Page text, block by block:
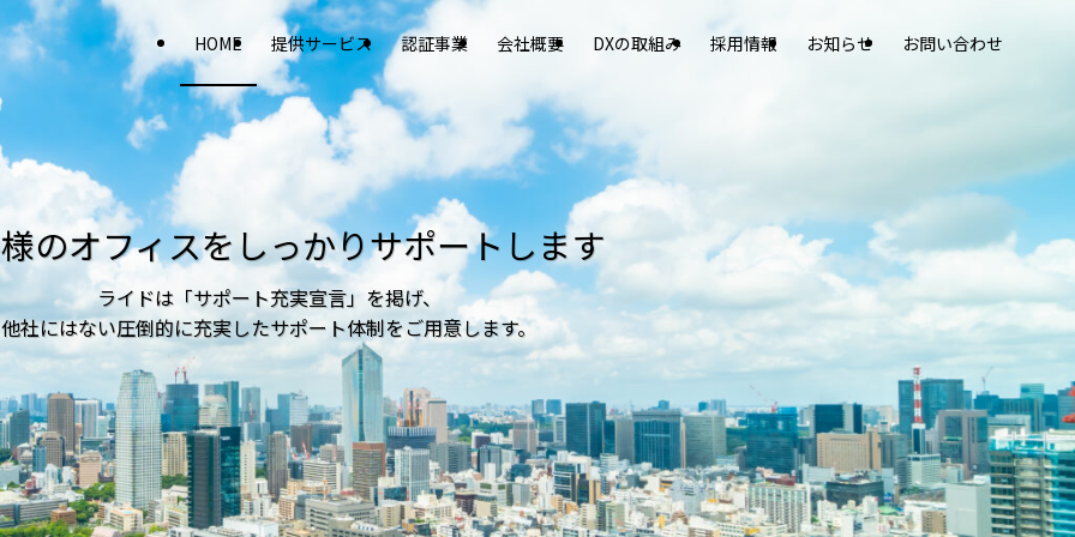
HOME 提供サービス 認証事業 会社概要 DXの取組み 採用情報 お知らせ お問い合わせ
のオフィスをしっかりサポートします
ライドは「サポート充実宣言」を掲げ、
他社にはない圧倒的に充実したサポート体制をご用意します。